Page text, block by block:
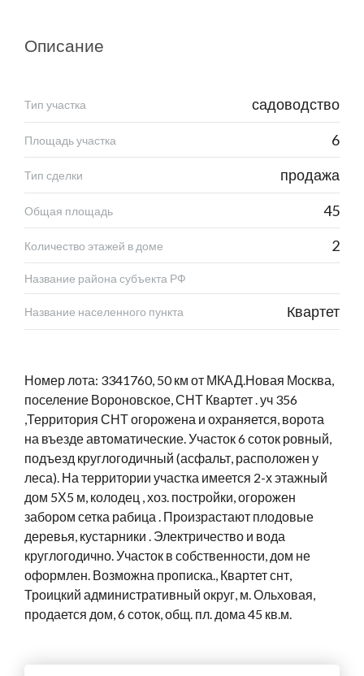
Описание
Тип участка садоводство
Площадь участка 6
Тип сделки продажа
Общая площадь 45
Количество этажей в доме 2
Название района субъекта РФ
Название населенного пункта Квартет
Номер лота: 3341760, 50 км от МКАД.Новая Москва,
поселение Вороновское, СНТ Квартет . уч 356
,Территория СНТ огорожена и охраняется, ворота
на въезде автоматические. Участок 6 соток ровный,
подъезд круглогодичный (асфальт, расположен у
леса). На территории участка имеется 2-х этажный
дом 5Х5 м, колодец , хоз. постройки, огорожен
забором сетка рабица . Произрастают плодовые
деревья, кустарники . Электричество и вода
круглогодично. Участок в собственности, дом не
оформлен. Возможна прописка., Квартет снт,
Троицкий административный округ, м. Ольховая,
продается дом, 6 соток, общ. пл. дома 45 кв.м.